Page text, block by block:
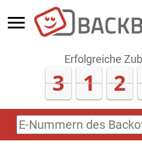
Erfolgreiche
3 1 2
E-
Nummern